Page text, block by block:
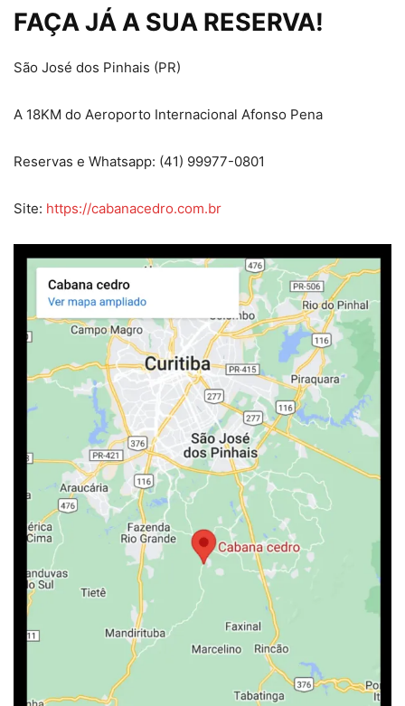
FAÇA JÁ A SUA RESERVA!
São José dos Pinhais (PR)
A 18KM do Aeroporto Internacional Afonso Pena
Reservas e Whatsapp: (41) 99977-0801
Site: https://cabanacedro.com.br